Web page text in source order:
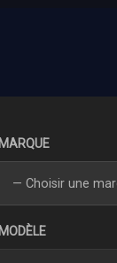
MARQUE
MODÈLE